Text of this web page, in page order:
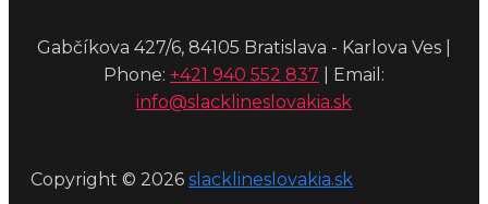
Gabčíkova 427/6, 84105 Bratislava - Karlova Ves |
Phone: +421 940 552 837 | Email:
info@slacklineslovakia.sk
Copyright © 2026 slacklineslovakia.sk